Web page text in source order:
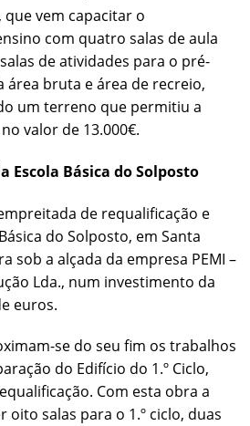
que vem capacitar o
com quatro salas de aula
de atividades para o pré-
área bruta e área de recreio,
um terreno que permitiu a
valor de 13.000€.
Escola Básica do Solposto
de requalificação e
do Solposto, em Santa
sob a alçada da empresa PEMI –
Lda., num investimento da
euros.
se do seu fim os trabalhos
do Edifício do 1.º Ciclo,
Com esta obra a
oito salas para o 1.º ciclo, duas